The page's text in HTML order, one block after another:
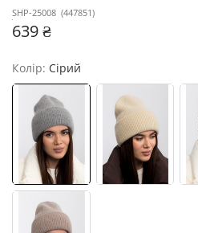
SHP-25008 (447851)
639 ₴
Колір: Сірий